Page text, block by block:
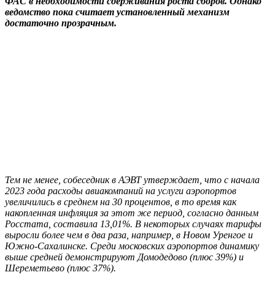
ведомство пока считает установленный механизм
достаточно прозрачным.
Тем не менее, собеседник в АЭВТ утверждает, что с начала
2023 года расходы авиакомпаний на услуги аэропортов
увеличились в среднем на 30 процентов, в то время как
накопленная инфляция за этот же период, согласно данным
Росстата, составила 13,01%. В некоторых случаях тарифы
выросли более чем в два раза, например, в Новом Уренгое и
Южно-Сахалинске. Среди московских аэропортов динамику
выше средней демонстрируют Домодедово (плюс 39%) и
Шереметьево (плюс 37%).